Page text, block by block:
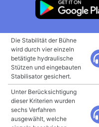
Die Stabilität der Bühne
wird durch vier einzeln
betätigte hydraulische
Stützen und eingebauten
Stabilisator gesichert.
Unter Berücksichtigung
dieser Kriterien wurden
sechs Verfahren
ausgewählt, welche